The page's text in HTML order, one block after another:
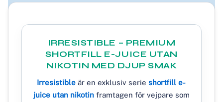
IRRESISTIBLE – PREMIUM
SHORTFILL E-JUICE UTAN
NIKOTIN MED DJUP SMAK
Irresistible är en exklusiv serieshortfill e-
juice utan nikotinframtagen för vejpare som